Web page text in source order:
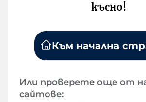
късно!
Към начална
Или проверете още от
сайтове: